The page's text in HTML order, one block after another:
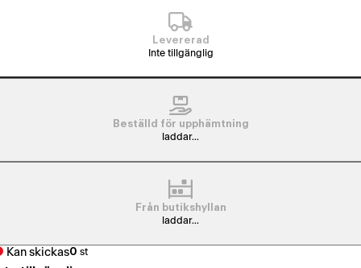
Levererad
Inte tillgänglig
Beställd för upphämtning
laddar...
Från butikshyllan
laddar...
Kan skickas0 st